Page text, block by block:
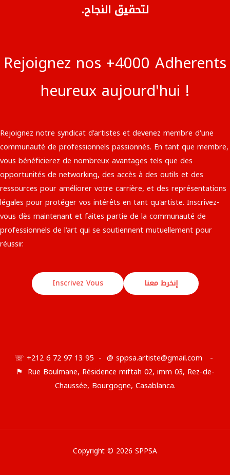
لتحقيق النجاح.
Rejoignez nos +4000 Adherents
heureux aujourd'hui !
Rejoignez notre syndicat d'artistes et devenez membre d'une
communauté de professionnels passionnés. En tant que membre,
vous bénéficierez de nombreux avantages tels que des
opportunités de networking, des accès à des outils et des
ressources pour améliorer votre carrière, et des représentations
légales pour protéger vos intérêts en tant qu'artiste. Inscrivez-
vous dès maintenant et faites partie de la communauté de
professionnels de l'art qui se soutiennent mutuellement pour
réussir.​
Inscrivez Vous إنخرط معنا
☏ +212 6 72 97 13 95 - @ sppsa.artiste@gmail.com -
⚑ Rue Boulmane, Résidence miftah 02, imm 03, Rez-de-
Chaussée, Bourgogne, Casablanca.
Copyright © 2026 SPPSA